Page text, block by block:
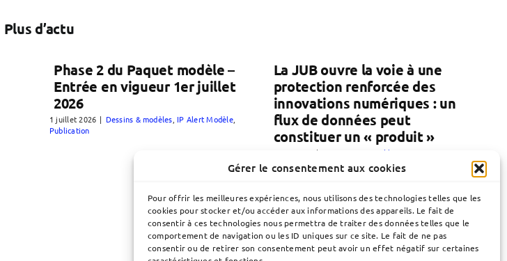
Gérer le consentement aux cookies
Pour offrir les meilleures expériences, nous utilisons des technologies telles que les
cookies pour stocker et/ou accéder aux informations des appareils. Le fait de
consentir à ces technologies nous permettra de traiter des données telles que le
comportement de navigation ou les ID uniques sur ce site. Le fait de ne pas
consentir ou de retirer son consentement peut avoir un effet négatif sur certaines
Plus d’actu
Phase 2 du Paquet modèle –
Entrée en vigueur 1er juillet
2026
1 juillet 2026 | Dessins & modèles IP Alert Modèle,
Publication
La JUB ouvre la voie à une
protection renforcée des
innovations numériques : un
flux de données peut
constituer un « produit »
| Publication